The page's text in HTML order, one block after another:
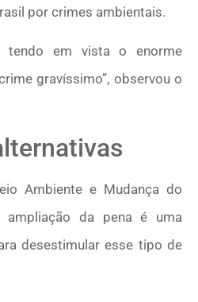
por crimes ambientais.
tendo em vista o enorme
gravíssimo”, observou o
Ambiente e Mudança do
ampliação da pena é uma
desestimular esse tipo de